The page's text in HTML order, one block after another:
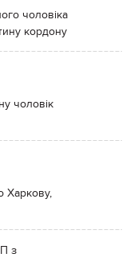
чоловіка
кордону
чоловік
Харкову,
з